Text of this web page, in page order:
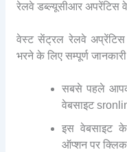
रेलवे डब्ल्यूसीआर अपरेंटिस
वेस्ट सेंट्रल रेलवे
भरने के लिए सम्पूर्ण
सबसे पहले
वेबसाइट
इस वेबसाइट
ऑप्शन पर